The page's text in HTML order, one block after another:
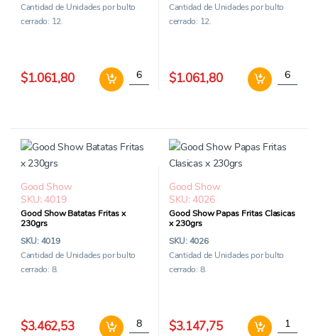
Cantidad de Unidades por bulto
cerrado: 12.
$1.061,80 Good Show Papas Fritas Sabor Jamón
Cantidad de Unidades por bulto
cerrado: 12.
$1.061,80 Good
Good Show
SKU: 4019
Good Show Batatas Fritas x
230grs
SKU: 4019
Cantidad de Unidades por bulto
cerrado: 8.
$3.462,53 Good Show Batatas Fritas x 230grs
Good Show
SKU: 4026
Good Show Papas Fritas Clasicas
x 230grs
SKU: 4026
Cantidad de Unidades por bulto
cerrado: 8.
$3.147,75 Good